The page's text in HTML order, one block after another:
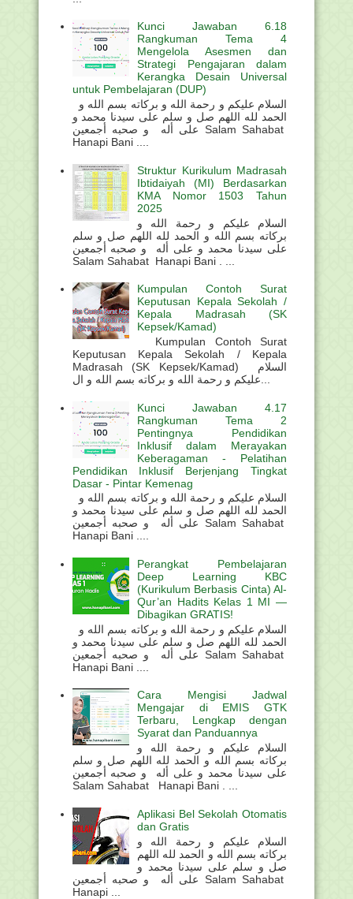
Kunci Jawaban 6.18
Rangkuman Tema 4
Mengelola Asesmen dan
Strategi Pengajaran dalam
Kerangka Desain Universal
untuk Pembelajaran (DUP)
الحمد لله اللهم صل و سلم على سيدنا محمد و
على أله و صحبه أجمعين Salam Sahabat
Hanapi Bani ....
Struktur Kurikulum Madrasah
Ibtidaiyah (MI) Berdasarkan
KMA Nomor 1503 Tahun
2025
السلام عليكم و رحمة الله و
بركاته بسم الله و الحمد لله اللهم صل و سلم
على سيدنا محمد و على أله و صحبه أجمعين
Salam Sahabat Hanapi Bani . ...
Kumpulan Contoh Surat
Keputusan Kepala Sekolah /
Kepala Madrasah (SK
Kepsek/Kamad)
Kumpulan Contoh Surat
Keputusan Kepala Sekolah / Kepala
Madrasah (SK Kepsek/Kamad) السلام
Kunci Jawaban 4.17
Rangkuman Tema 2
Pentingnya Pendidikan
Inklusif dalam Merayakan
Keberagaman - Pelatihan
Pendidikan Inklusif Berjenjang Tingkat
Dasar - Pintar Kemenag
الحمد لله اللهم صل و سلم على سيدنا محمد و
على أله و صحبه أجمعين Salam Sahabat
Hanapi Bani ....
Perangkat Pembelajaran
Deep Learning KBC
(Kurikulum Berbasis Cinta) Al-
Qur’an Hadits Kelas 1 MI —
Dibagikan GRATIS!
الحمد لله اللهم صل و سلم على سيدنا محمد و
على أله و صحبه أجمعين Salam Sahabat
Hanapi Bani ....
Cara Mengisi Jadwal
Mengajar di EMIS GTK
Terbaru, Lengkap dengan
Syarat dan Panduannya
السلام عليكم و رحمة الله و
بركاته بسم الله و الحمد لله اللهم صل و سلم
على سيدنا محمد و على أله و صحبه أجمعين
Salam Sahabat Hanapi Bani . ...
Aplikasi Bel Sekolah Otomatis
dan Gratis
السلام عليكم و رحمة الله و
بركاته بسم الله و الحمد لله اللهم
صل و سلم على سيدنا محمد و
على أله و صحبه أجمعين Salam Sahabat
Hanapi ...